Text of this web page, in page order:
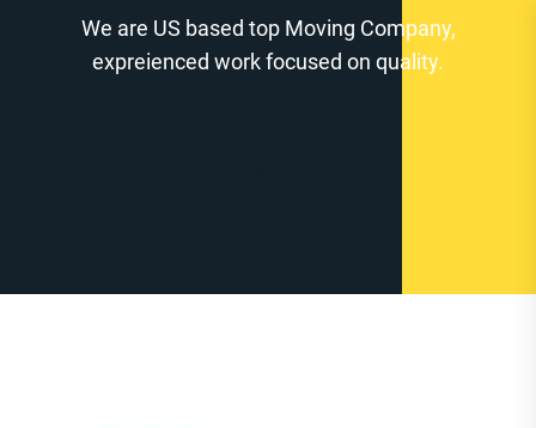
We are US based top Moving Company,
expreienced work focused on quality.